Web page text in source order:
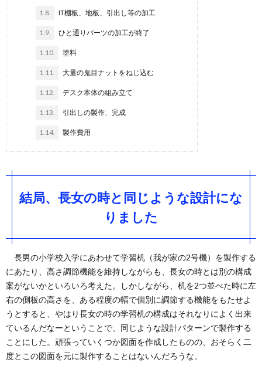
1.8. IT棚板、地板、引出し等の加工
1.9. ひと通りパーツの加工が終了
1.10. 塗料
1.11. 大量の鬼目ナットをねじ込む
1.12. デスク本体の組み立て
1.13. 引出しの製作、完成
1.14. 製作費用
結局、長女の時と同じような設計にな
りました
長男の小学校入学にあわせて学習机（我が家の2号機）を製作する
にあたり、高さ調節機能を維持しながらも、長女の時とは別の構成
案がないかといろいろ考えた。しかしながら、机を2つ並べた時に左
右の側板の高さを、ある程度の幅で個別に調節する機能をもたせよ
うとすると、やはり長女の時の学習机の構成はそれなりによく出来
ているんだなーということで、同じような設計パターンで製作する
ことにした。頑張っていくつか図面を作成したものの、おそらく二
度とこの図面を元に製作することはないんだろうな。